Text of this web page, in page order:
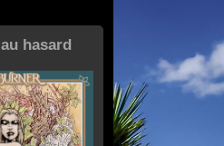
au hasard